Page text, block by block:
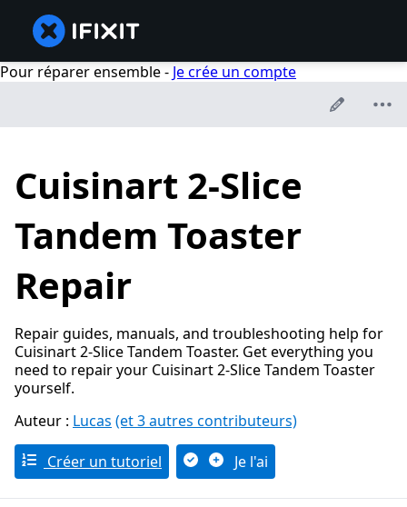
Pour réparer ensemble - Je crée un compte
Cuisinart 2-Slice
Tandem Toaster
Repair
Repair guides, manuals, and troubleshooting help for
Cuisinart 2-Slice Tandem Toaster. Get everything you
need to repair your Cuisinart 2-Slice Tandem Toaster
yourself.
Auteur : Lucas (et 3 autres contributeurs)
Créer un tutoriel Je l'ai